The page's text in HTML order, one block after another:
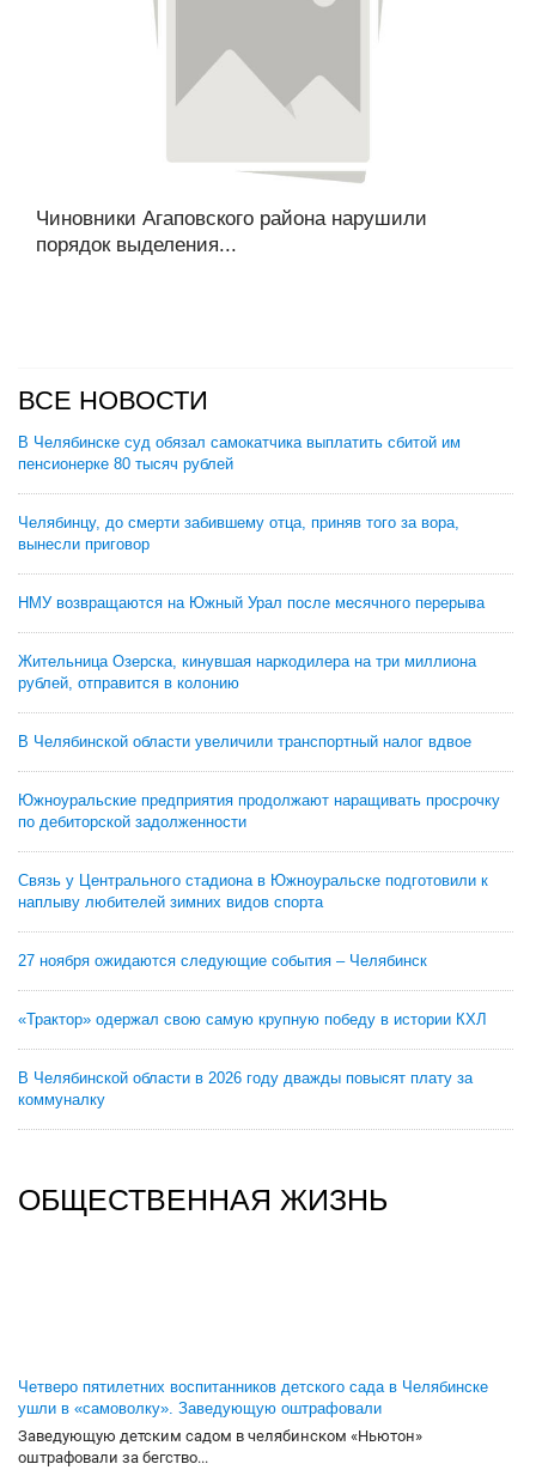
Чиновники Агаповского района нарушили
порядок выделения...
ВСЕ НОВОСТИ
В Челябинске суд обязал самокатчика выплатить сбитой им
пенсионерке 80 тысяч рублей
Челябинцу, до смерти забившему отца, приняв того за вора,
вынесли приговор
НМУ возвращаются на Южный Урал после месячного перерыва
Жительница Озерска, кинувшая наркодилера на три миллиона
рублей, отправится в колонию
В Челябинской области увеличили транспортный налог вдвое
Южноуральские предприятия продолжают наращивать просрочку
по дебиторской задолженности
Связь у Центрального стадиона в Южноуральске подготовили к
наплыву любителей зимних видов спорта
27 ноября ожидаются следующие события – Челябинск
«Трактор» одержал свою самую крупную победу в истории КХЛ
В Челябинской области в 2026 году дважды повысят плату за
коммуналку
ОБЩЕСТВЕННАЯ ЖИЗНЬ
Четверо пятилетних воспитанников детского сада в Челябинске
ушли в «самоволку». Заведующую оштрафовали
Заведующую детским садом в челябинском «Ньютон»
оштрафовали за бегство...